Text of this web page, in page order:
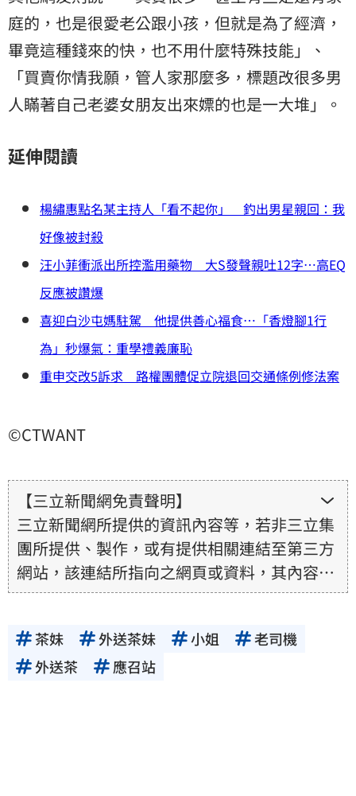
庭的，也是很愛老公跟小孩，但就是為了經濟，
畢竟這種錢來的快，也不用什麼特殊技能」、
「買賣你情我願，管人家那麼多，標題改很多男
人瞞著自己老婆女朋友出來嫖的也是一大堆」。
延伸閱讀
楊繡惠點名某主持人「看不起你」 釣出男星親回：我
好像被封殺
汪小菲衝派出所控濫用藥物 大S發聲親吐12字…高EQ
反應被讚爆
喜迎白沙屯媽駐駕 他提供善心福食…「香燈腳1行
為」秒爆氣：重學禮義廉恥
重申交改5訴求 路權團體促立院退回交通條例修法案
©CTWANT
【三立新聞網免責聲明】
三立新聞網所提供的資訊內容等，若非三立集
團所提供、製作，或有提供相關連結至第三方
網站，該連結所指向之網頁或資料，其內容均
為所連結網站提供，相關權利均為該網站、內
其真實性、正確性、即時性、完整性或合法
性。三立新聞網所提供的資訊內容，若其著作
茶妹 外送茶妹 小姐
老司機
外送茶
應召站